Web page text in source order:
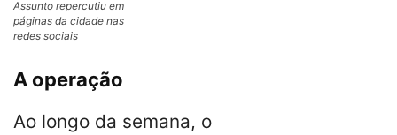
Assunto repercutiu em
páginas da cidade nas
redes sociais
A operação
Ao longo da semana, o